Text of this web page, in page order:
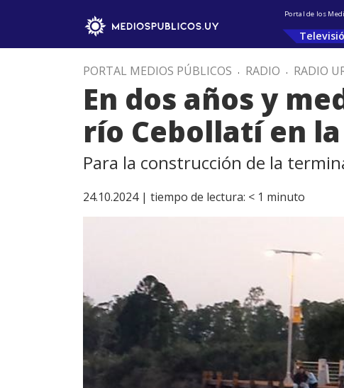
Portal de los
PORTAL MEDIOS PÚBLICOS . RADIO . RADIO
En dos años y
río Cebollatí en
Para la construcción de la
24.10.2024 | tiempo de lectura: < 1 minuto